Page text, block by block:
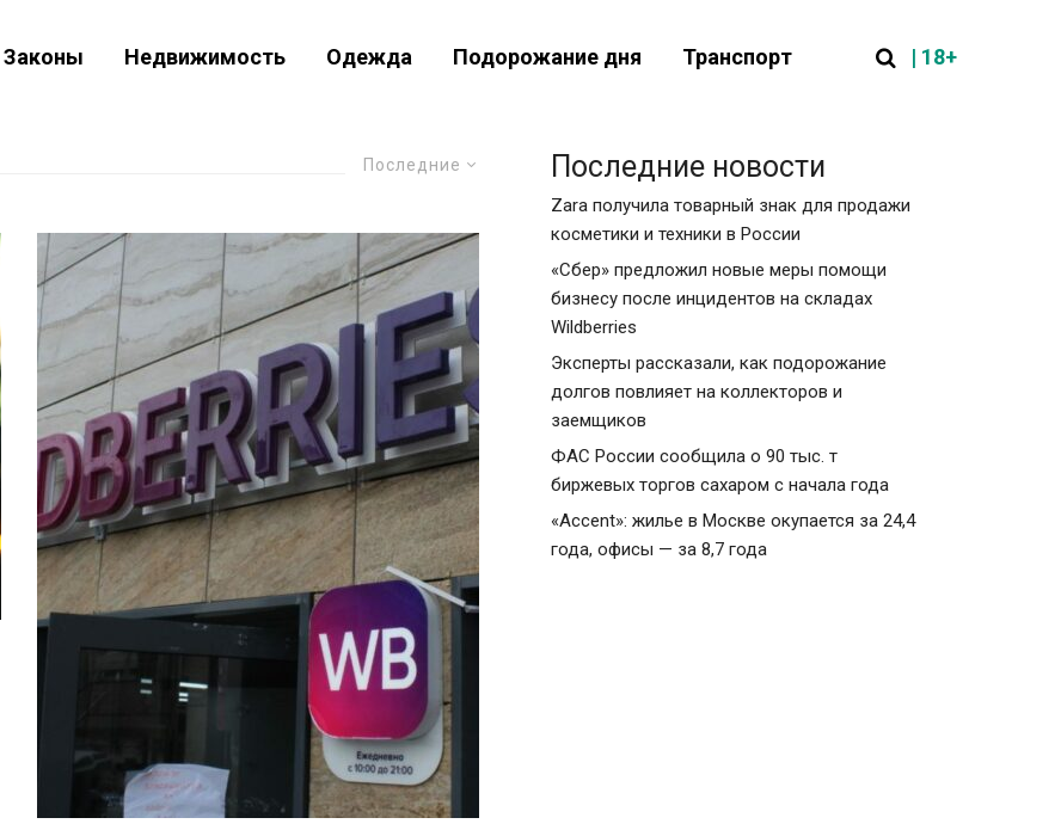
Законы Недвижимость Одежда Подорожание дня Транспорт | 18+
Последние Последние новости
Zara получила товарный знак для продажи
косметики и техники в России
«Сбер» предложил новые меры помощи
бизнесу после инцидентов на складах
Wildberries
Эксперты рассказали, как подорожание
долгов повлияет на коллекторов и
заемщиков
ФАС России сообщила о 90 тыс. т
биржевых торгов сахаром с начала года
«Accent»: жилье в Москве окупается за 24,4
года, офисы — за 8,7 года